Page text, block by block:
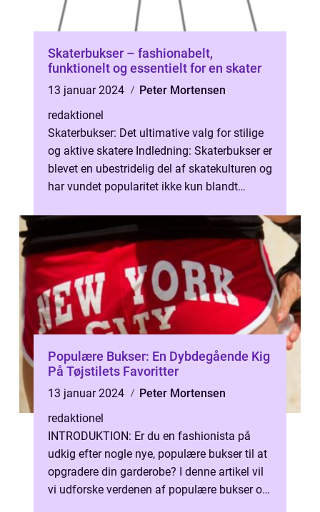
Skaterbukser – fashionabelt,
funktionelt og essentielt for en skater
13 januar 2024
Peter Mortensen
redaktionel
Skaterbukser: Det ultimative valg for stilige
og aktive skatere Indledning: Skaterbukser er
blevet en ubestridelig del af skatekulturen og
har vundet popularitet ikke kun blandt
Populære Bukser: En Dybdegående Kig
På Tøjstilets Favoritter
13 januar 2024
Peter Mortensen
redaktionel
INTRODUKTION: Er du en fashionista på
udkig efter nogle nye, populære bukser til at
opgradere din garderobe? I denne artikel vil
vi udforske verdenen af populære bukser og